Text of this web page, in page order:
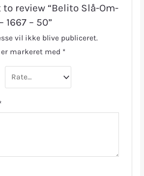
review “Belito Slå-Om-
1667 – 50”
vil ikke blive publiceret.
markeret med *